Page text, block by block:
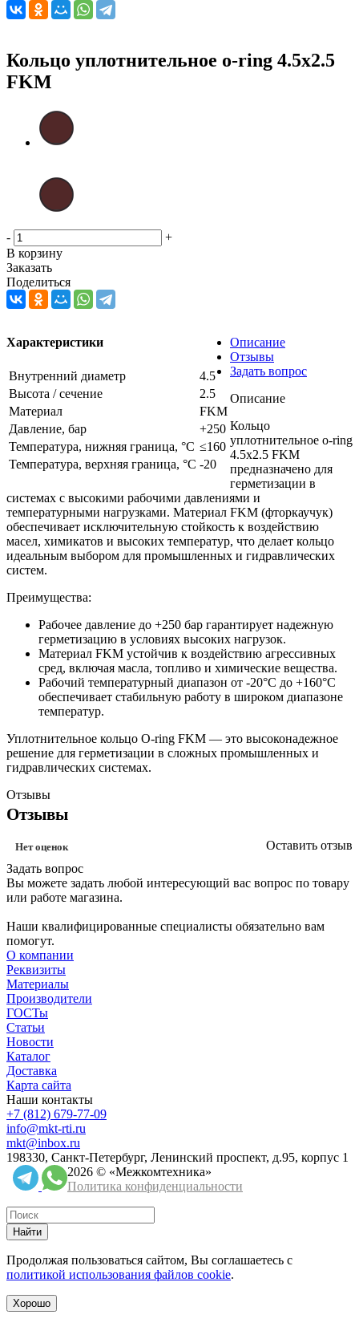
Кольцо уплотнительное o-ring 4.5x2.5
FKM
-
+
В корзину
Заказать
Поделиться
Характеристики
Внутренний диаметр
4.5
Высота / сечение
2.5
Материал
FKM
Давление, бар
+250
Температура, нижняя граница, °C ≤160
Температура, верхняя граница, °C -20
Описание
Отзывы
Задать вопрос
Описание
Кольцо
уплотнительное o-ring
4.5x2.5 FKM
предназначено для
герметизации в
системах с высокими рабочими давлениями и
температурными нагрузками. Материал FKM (фторкаучук)
обеспечивает исключительную стойкость к воздействию
масел, химикатов и высоких температур, что делает кольцо
идеальным выбором для промышленных и гидравлических
систем.
Преимущества:
Рабочее давление до +250 бар гарантирует надежную
герметизацию в условиях высоких нагрузок.
Материал FKM устойчив к воздействию агрессивных
сред, включая масла, топливо и химические вещества.
Рабочий температурный диапазон от -20°C до +160°C
обеспечивает стабильную работу в широком диапазоне
температур.
Уплотнительное кольцо O-ring FKM — это высоконадежное
решение для герметизации в сложных промышленных и
гидравлических системах.
Отзывы
Отзывы
Нет оценок
Оставить отзыв
Задать вопрос
Вы можете задать любой интересующий вас вопрос по товару
или работе магазина.
Наши квалифицированные специалисты обязательно вам
помогут.
О компании
Реквизиты
Материалы
Производители
ГОСТы
Статьи
Новости
Каталог
Доставка
Карта сайта
Наши контакты
+7 (812) 679-77-09
info@mkt-rti.ru
mkt@inbox.ru
198330, Санкт-Петербург, Ленинский проспект, д.95, корпус 1
2026 © «Межкомтехника»
Политика конфиденциальности
Найти
Продолжая пользоваться сайтом, Вы соглашаетесь с
политикой использования файлов cookie.
Хорошо